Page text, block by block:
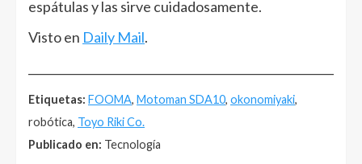
espátulas y las sirve cuidadosamente.
Visto en Daily Mail.
Etiquetas: FOOMA, Motoman SDA10, okonomiyaki,
robótica, Toyo Riki Co.
Publicado en: Tecnología